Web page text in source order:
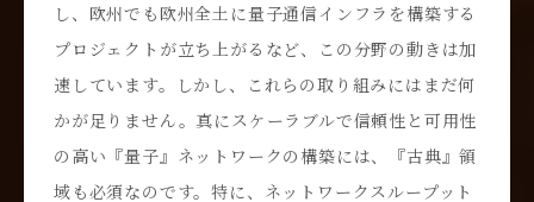
し、欧州でも欧州全土に量子通信インフラを構築する
プロジェクトが立ち上がるなど、この分野の動きは加
速しています。しかし、これらの取り組みにはまだ何
かが足りません。真にスケーラブルで信頼性と可用性
の高い『量子』ネットワークの構築には、『古典』領
域も必須なのです。特に、ネットワークスループット